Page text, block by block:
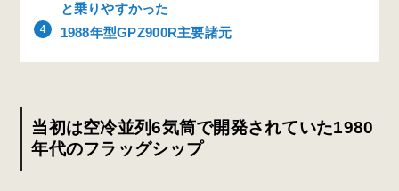
と乗りやすかった
1988年型GPZ900R主要諸元
当初は空冷並列6気筒で開発されていた1980
年代のフラッグシップ